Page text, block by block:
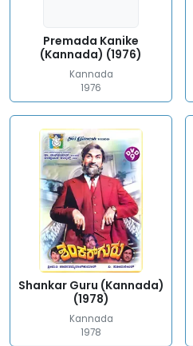
Premada Kanike
(Kannada) (1976)
Kannada
1976
Shankar Guru (Kannada)
(1978)
Kannada
1978